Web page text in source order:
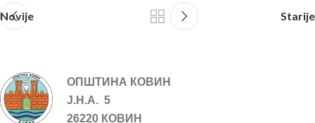
Novije Starije
ОПШТИНА КОВИН
Ј.Н.А. 5
26220 КОВИН